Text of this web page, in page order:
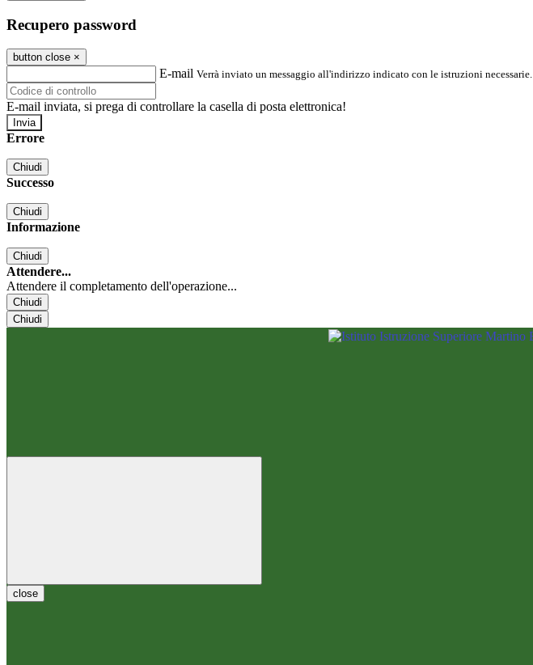
Recupero password
button close ×
E-mail Verrà inviato un messaggio all'indirizzo indicato con le istruzioni necessarie.
E-mail inviata, si prega di controllare la casella di posta elettronica!
Errore
Chiudi
Successo
Chiudi
Informazione
Chiudi
Attendere...
Attendere il completamento dell'operazione...
Chiudi
Chiudi
close